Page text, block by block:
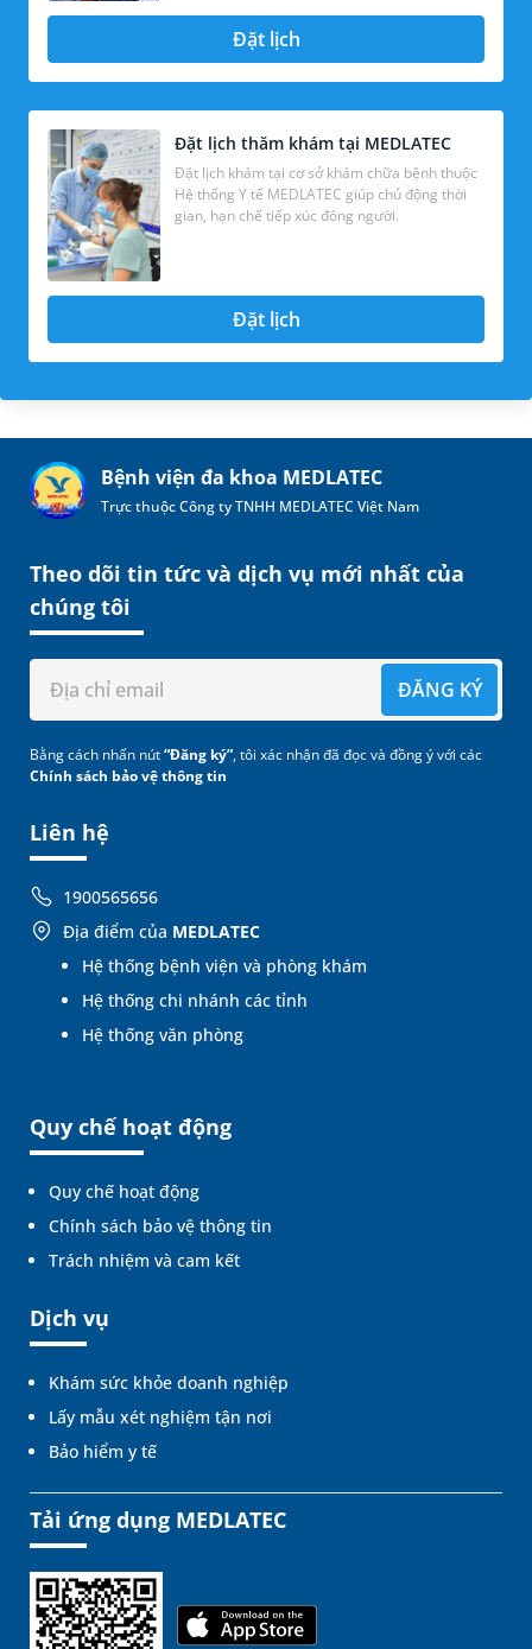
Đặt lịch
Đặt lịch thăm khám tại MEDLATEC
Đặt lịch khám tại cơ sở khám chữa bệnh thuộc
Hệ thống Y tế MEDLATEC giúp chủ động thời
gian, hạn chế tiếp xúc đông người.
Đặt lịch
Bệnh viện đa khoa MEDLATEC
Trực thuộc Công ty TNHH MEDLATEC Việt Nam
Liên hệ
1900565656
Địa điểm của MEDLATEC
Hệ thống bệnh viện và phòng khám
Hệ thống chi nhánh các tỉnh
Hệ thống văn phòng
Quy chế hoạt động
Quy chế hoạt động
Chính sách bảo vệ thông tin
Trách nhiệm và cam kết
Dịch vụ
Khám sức khỏe doanh nghiệp
Lấy mẫu xét nghiệm tận nơi
Bảo hiểm y tế
Theo dõi tin tức và dịch vụ mới nhất của
chúng tôi
ĐĂNG KÝ
Bằng cách nhấn nút“Đăng ký”, tôi xác nhận đã đọc và đồng ý với các
Chính sách bảo vệ thông tin
Tải ứng dụng MEDLATEC